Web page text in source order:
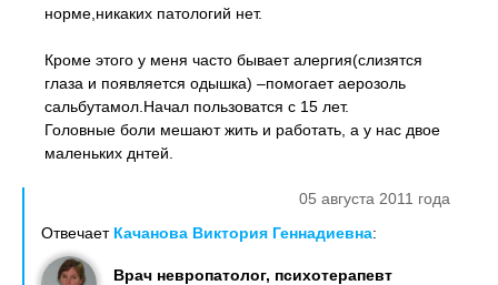
норме,никаких патологий нет.
Кроме этого у меня часто бывает алергия(слизятся
глаза и появляется одышка) –помогает аерозоль
сальбутамол.Начал пользоватся с 15 лет.
Головные боли мешают жить и работать, а у нас двое
маленьких днтей.
05 августа 2011 года
Отвечает Качанова Виктория Геннадиевна:
Врач невропатолог, психотерапевт